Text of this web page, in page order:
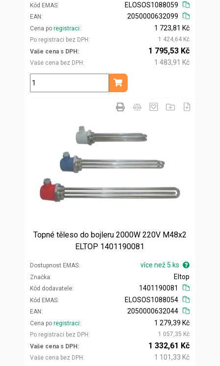
Kód EMAS
EAN
ELOSOS1088059
2050000632099
Cena po registraci
Po registraci bez DPH
1 723,81 Kč
1 424,64 Kč
Vaše cena s DPH
Vaše cena bez DPH
1 795,53 Kč
1 483,91 Kč
ks
Přidat do košíku
Topné těleso do bojleru 2000W 220V M48x2
ELTOP 1401190081
Dostupnost EMAS více než 5 ks
Značka
Kód dodavatele
Eltop
1401190081
Kód EMAS
EAN
ELOSOS1088054
2050000632044
Cena po registraci
Po registraci bez DPH
1 279,39 Kč
1 057,35 Kč
Vaše cena s DPH
Vaše cena bez DPH
1 332,61 Kč
1 101,33 Kč